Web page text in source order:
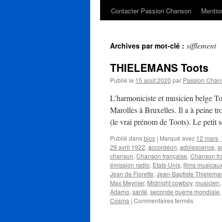
Contacter Passion Chanson
Archives par mot-clé : sifflement
THIELEMANS Toots
Publié le 15 août 2020 par Passion
L’harmoniciste et musicien belge
Marolles à Bruxelles. Il a à peine
(le vrai prénom de Toots). Le petit
Publié dansbios | Marqué avec 12 mars,
29 avril 1922, accordéon, adolescence,
chanson, Chanson française, Chanson
émission radio, Etats-Unis, films
Jean de Florette, Jean-Baptiste
Max Meynier, Midnight cowboy, musicien,
Adamo, santé, seconde guerre mondiale,
Cosma | Commentaires ferméssur